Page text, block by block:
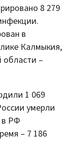
8 279
в
Калмыкия,
области –
1 069
умерли
в РФ
– 7 186